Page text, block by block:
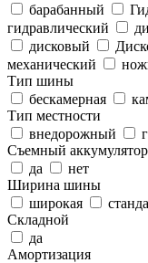
барабанный
гидравлический
дисковый
механический
Тип шины
бескамерная
Тип местности
внедорожный
Съемный аккумулятор
да
нет
Ширина шины
широкая
Складной
да
Амортизация